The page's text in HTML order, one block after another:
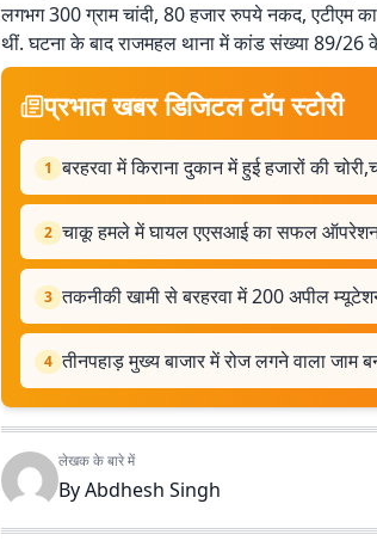
लगभग 300 ग्राम चांदी, 80 हजार रुपये नकद, एटीएम
थीं. घटना के बाद राजमहल थाना में कांड संख्या 89/26
प्रभात खबर डिजिटल टॉप स्टोरी
1 बरहरवा में किराना दुकान में हुई हजारों की
2 चाकू हमले में घायल एएसआई का सफल
3 तकनीकी खामी से बरहरवा में 200 अपील
4 तीनपहाड़ मुख्य बाजार में रोज लगने वाला जाम
लेखक के बारे में
ByAbdhesh Singh